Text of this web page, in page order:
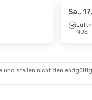
- Mo., 24. Aug.
SBZ
- NUE
Sa.,
NUE-
stellen nicht den